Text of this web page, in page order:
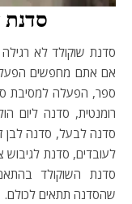
סדנת שוקולד לא
אם אתם מחפשים
ספר, הפעלה למסיבת
רומנטית, סדנה ליום
סדנה לבעל, סדנה לבן
לעובדים, סדנת
סדנת השוקולד
שהסדנה תתאים לכולם.